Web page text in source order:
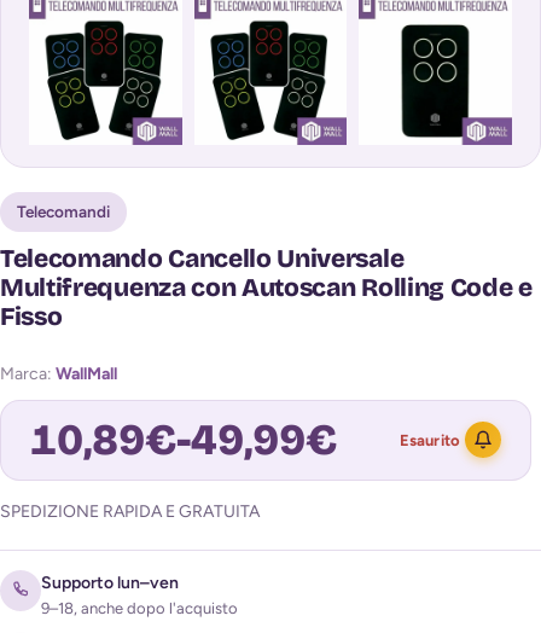
Telecomandi
Telecomando Cancello Universale
Multifrequenza con Autoscan Rolling Code e
Fisso
Marca: WallMall
10,89€-49,99€ Esaurito
SPEDIZIONE RAPIDA E GRATUITA
Supporto lun–ven
9–18, anche dopo l'acquisto